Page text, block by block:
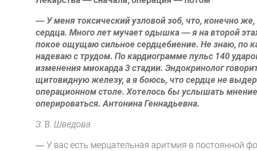
— У меня токсический узловой зоб, что, конечно
сердца. Много лет мучает одышка — я на второй
покое ощущаю сильное сердцебиение. Не знаю, по
надеваю с трудом. По кардиограмме пульс 140
изменения миокарда 3 стадии. Эндокринолог
щитовидную железу, а я боюсь, что сердце не
операционном столе. Хотелось бы услышать
оперироваться. Антонина Геннадьевна.
З. В. Шведова:
— У вас есть мерцательная аритмия в постоянной